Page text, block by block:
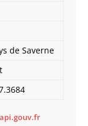
de Saverne